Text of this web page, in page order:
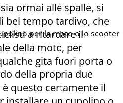
per la moto o lo scooter
ormai alle spalle, si
bel tempo tardivo, che
a ritardare il
della moto, per
gita fuori porta o
della propria due
questo certamente il